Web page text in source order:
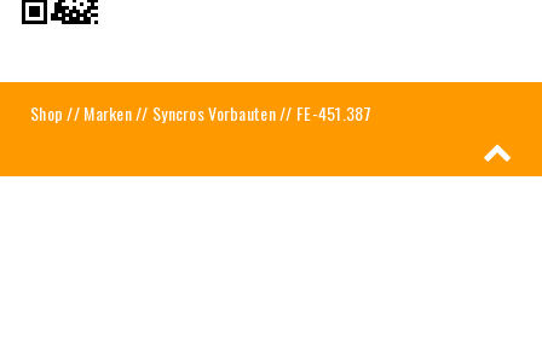
Shop//Marken// Syncros Vorbauten// FE-451.387